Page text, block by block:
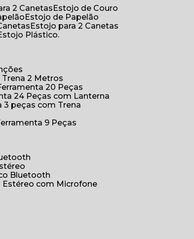
2 Canetas
Estojo de Couro
Estojo de Papelão
Estojo para 2 Canetas
Estojo Plástico.
Trena 2 Metros
Ferramenta 20 Peças
24 Peças com Lanterna
3 peças com Trena
9 Peças
Bluetooth
Estéreo com Microfone